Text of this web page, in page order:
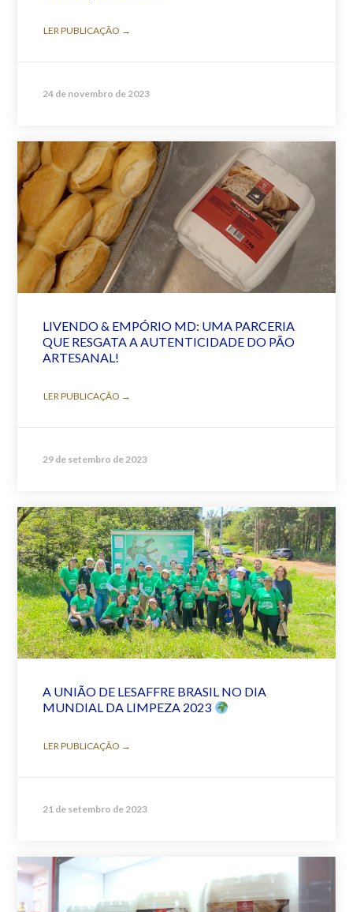
LER PUBLICAÇÃO →
24 de novembro de 2023
LIVENDO & EMPÓRIO MD: UMA PARCERIA
QUE RESGATA A AUTENTICIDADE DO PÃO
ARTESANAL!
LER PUBLICAÇÃO →
29 de setembro de 2023
A UNIÃO DE LESAFFRE BRASIL NO DIA
MUNDIAL DA LIMPEZA 2023
LER PUBLICAÇÃO →
21 de setembro de 2023